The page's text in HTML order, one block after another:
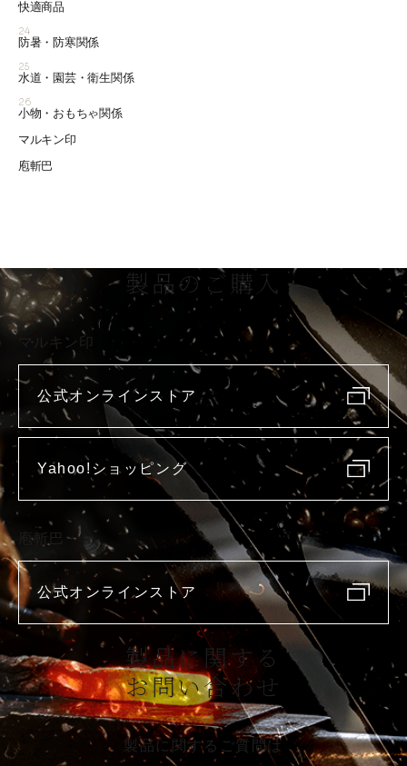
快適商品
24
防暑・防寒関係
25
水道・園芸・衛生関係
26
小物・おもちゃ関係
マルキン印
庖斬巴
製品のご購入
マルキン印
公式オンラインストア
Yahoo!ショッピング
庖斬巴
公式オンラインストア
製品に関する
お問い合わせ
製品に関するご質問は